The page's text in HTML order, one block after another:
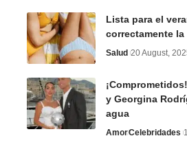
Lista para el
correctamente
Salud 20 August,
y Georgina
agua
AmorCelebridades